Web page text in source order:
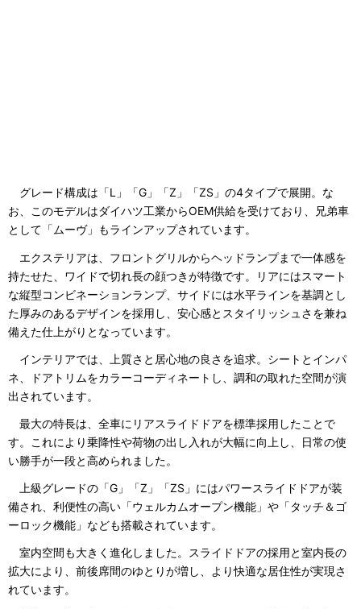
グレード構成は「L」「G」「Z」「ZS」の4タイプで展開。な
お、このモデルはダイハツ工業からOEM供給を受けており、兄弟車
として「ムーヴ」もラインアップされています。
エクステリアは、フロントグリルからヘッドランプまで一体感を
持たせた、ワイドで切れ長の顔つきが特徴です。リアにはスマート
な縦型コンビネーションランプ、サイドには水平ラインを基調とし
た厚みのあるデザインを採用し、安心感とスタイリッシュさを兼ね
備えた仕上がりとなっています。
インテリアでは、上質さと居心地の良さを追求。シートとインパ
ネ、ドアトリムをカラーコーディネートし、調和の取れた空間が演
出されています。
最大の特長は、全車にリアスライドドアを標準採用したことで
す。これにより乗降性や荷物の出し入れが大幅に向上し、日常の使
い勝手が一段と高められました。
上級グレードの「G」「Z」「ZS」にはパワースライドドアが装
備され、利便性の高い「ウェルカムオープン機能」や「タッチ＆ゴ
ーロック機能」なども搭載されています。
室内空間も大きく進化しました。スライドドアの採用と室内長の
拡大により、前後席間のゆとりが増し、より快適な居住性が実現さ
れています。